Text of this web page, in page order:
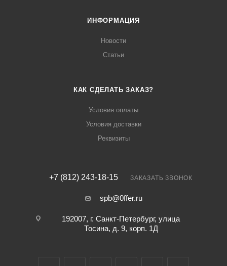
ИНФОРМАЦИЯ
Новости
Статьи
КАК СДЕЛАТЬ ЗАКАЗ?
Условия оплаты
Условия доставки
Реквизиты
+7 (812) 243-18-15 ЗАКАЗАТЬ ЗВОНОК
spb@0ffer.ru
192007, г. Санкт-Петербург, улица
Тосина, д. 9, корп. 1Д